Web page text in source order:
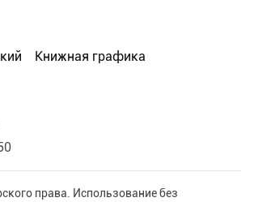
Книжная графика
права. Использование без